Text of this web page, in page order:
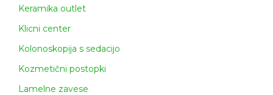
Keramika outlet
Klicni center
Kolonoskopija s sedacijo
Kozmetični postopki
Lamelne zavese